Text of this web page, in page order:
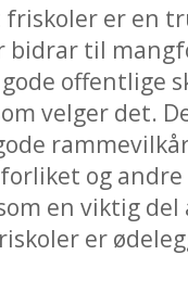
er en
til
offentlige
velger det.
og
en viktig del
er